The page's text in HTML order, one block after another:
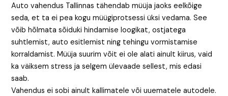
Auto vahendus Tallinnas tähendab müüja jaoks eelkõige
seda, et ta ei pea kogu müügiprotsessi üksi vedama. See
võib hõlmata sõiduki hindamise loogikat, ostjatega
suhtlemist, auto esitlemist ning tehingu vormistamise
korraldamist. Müüja suurim võit ei ole alati ainult kiirus, vaid
ka väiksem stress ja selgem ülevaade sellest, mis edasi
saab.
Vahendus ei sobi ainult kallimatele või uuematele autodele.